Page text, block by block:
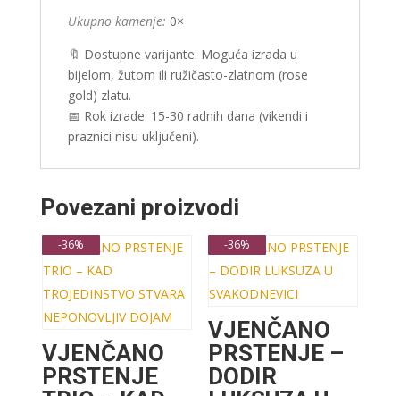
Ukupno kamenje: 0×
🔖 Dostupne varijante: Moguća izrada u
bijelom, žutom ili ružičasto-zlatnom (rose
gold) zlatu.
📅 Rok izrade: 15-30 radnih dana (vikendi i
praznici nisu uključeni).
Povezani proizvodi
-36%
VJENČANO
PRSTENJE
-36%
VJENČANO
PRSTENJE –
DODIR